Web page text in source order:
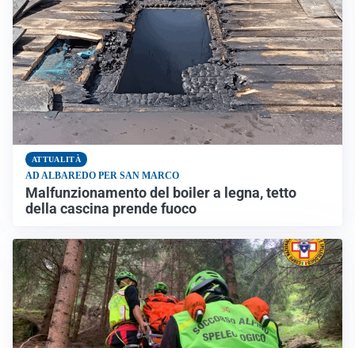
ATTUALITÀ
AD ALBAREDO PER SAN MARCO
Malfunzionamento del boiler a legna, tetto
della cascina prende fuoco